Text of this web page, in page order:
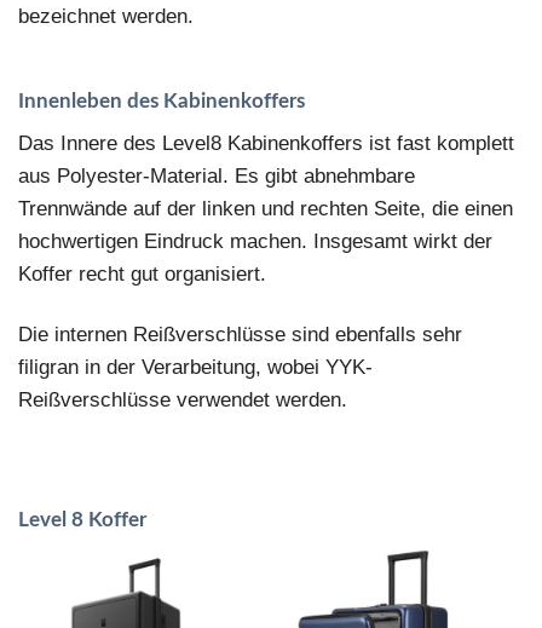
bezeichnet werden.
Innenleben des Kabinenkoffers
Das Innere des Level8 Kabinenkoffers ist fast komplett
aus Polyester-Material. Es gibt abnehmbare
Trennwände auf der linken und rechten Seite, die einen
hochwertigen Eindruck machen. Insgesamt wirkt der
Koffer recht gut organisiert.
Die internen Reißverschlüsse sind ebenfalls sehr
filigran in der Verarbeitung, wobei YYK-
Reißverschlüsse verwendet werden.
Level 8 Koffer